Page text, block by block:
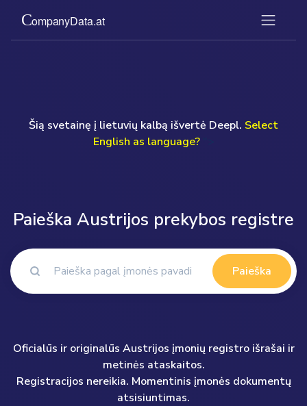
Šią svetainę į lietuvių kalbą išvertė Deepl. Select
English as language?">
Paieška Austrijos prekybos registre
Paieška
Oficialūs ir originalūs Austrijos įmonių registro išrašai ir
metinės ataskaitos.
Registracijos nereikia. Momentinis įmonės dokumentų
atsisiuntimas.